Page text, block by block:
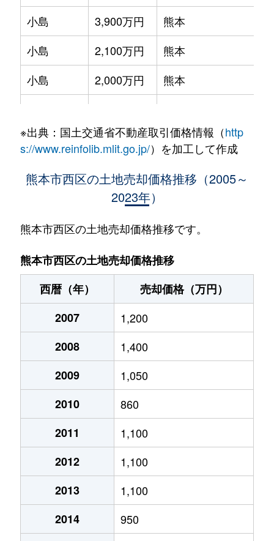
小島
3,900万円
熊本
小島
2,100万円
熊本
小島
2,000万円
熊本
小島
20,000万円
熊本
3,000万円
春日
4,800万円
熊本
上熊本
15,000万円
上熊本(ＪＲ・熊本電
上熊本
3,200万円
上熊本(ＪＲ・熊本電
上熊本
3,300万円
1,300万円
960万円
1,800万円
4,100万円
河内町河内
350万円
1,400万円
900万円
※出典：国土交通省不動産取引価格情報（http
s://www.reinfolib.mlit.go.jp/）を加工して作成
熊本市西区の土地売却価格推移（2005～
2023年）
熊本市西区の土地売却価格推移です。
熊本市西区の土地売却価格推移
西暦（年）
売却価格（万円）
2007
1,200
2008
1,400
2009
1,050
2010
860
2011
1,100
2012
1,100
2013
1,100
2014
950